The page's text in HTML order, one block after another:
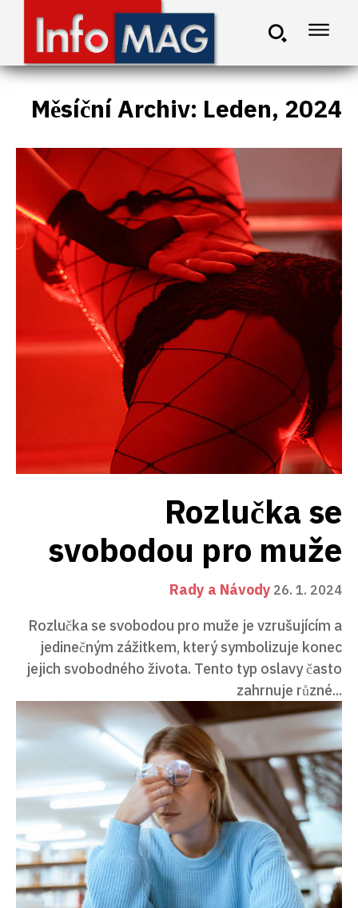
Měsíční Archiv: Leden, 2024
Rozlučka se
svobodou pro muže
Rady a Návody 26. 1. 2024
Rozlučka se svobodou pro muže je vzrušujícím a
jedinečným zážitkem, který symbolizuje konec
jejich svobodného života. Tento typ oslavy často
zahrnuje různé...